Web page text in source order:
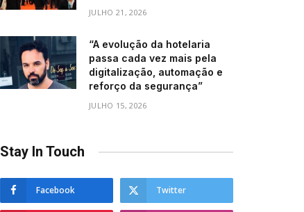
JULHO 21, 2026
“A evolução da hotelaria
passa cada vez mais pela
digitalização, automação e
reforço da segurança”
JULHO 15, 2026
Stay In Touch
Facebook Twitter